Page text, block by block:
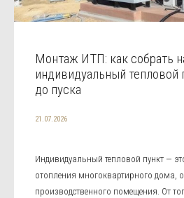
Монтаж ИТП: как собрать
индивидуальный тепловой
до пуска
21.07.2026
Индивидуальный тепловой пункт —
отопления многоквартирного дома,
производственного помещения. От